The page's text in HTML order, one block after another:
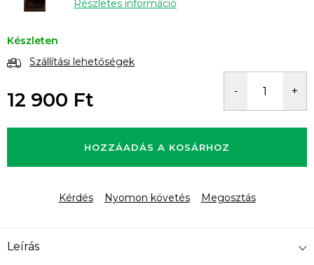
Részletes információ
Készleten
Szállítási lehetőségek
12 900 Ft
HOZZÁADÁS A KOSÁRHOZ
Kérdés Nyomon követés Megosztás
Leírás